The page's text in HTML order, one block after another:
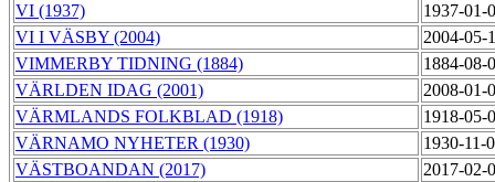
VI (1937)
1937-01-
VI I VÄSBY (2004)
2004-05-
VIMMERBY TIDNING (1884)
1884-08-
VÄRLDEN IDAG (2001)
2008-01-
VÄRMLANDS FOLKBLAD (1918)
1918-05-
VÄRNAMO NYHETER (1930)
1930-11-
VÄSTBOANDAN (2017)
2017-02-